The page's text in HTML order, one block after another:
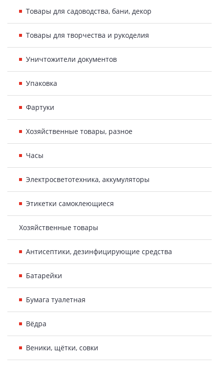
Товары для садоводства, бани, декор
Товары для творчества и рукоделия
Уничтожители документов
Упаковка
Фартуки
Хозяйственные товары, разное
Часы
Электросветотехника, аккумуляторы
Этикетки самоклеющиеся
Хозяйственные товары
Антисептики, дезинфицирующие средства
Батарейки
Бумага туалетная
Вёдра
Веники, щётки, совки